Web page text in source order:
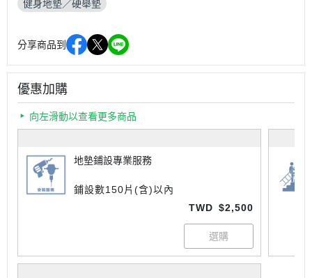
健身地墊／硬舉墊
分享商品到
優惠加購
向左滑動以查看更多商品
地墊鋪設專業服務
鋪設數150片(含)以內
TWD $2,500